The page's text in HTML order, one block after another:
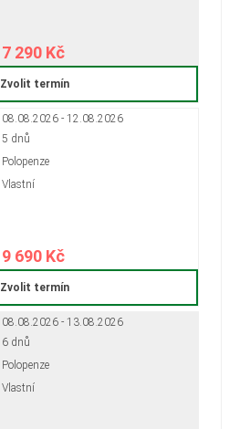
7 290 Kč
Zvolit termín
08.08.2026 - 12.08.2026
5 dnů
Polopenze
Vlastní
9 690 Kč
Zvolit termín
08.08.2026 - 13.08.2026
6 dnů
Polopenze
Vlastní